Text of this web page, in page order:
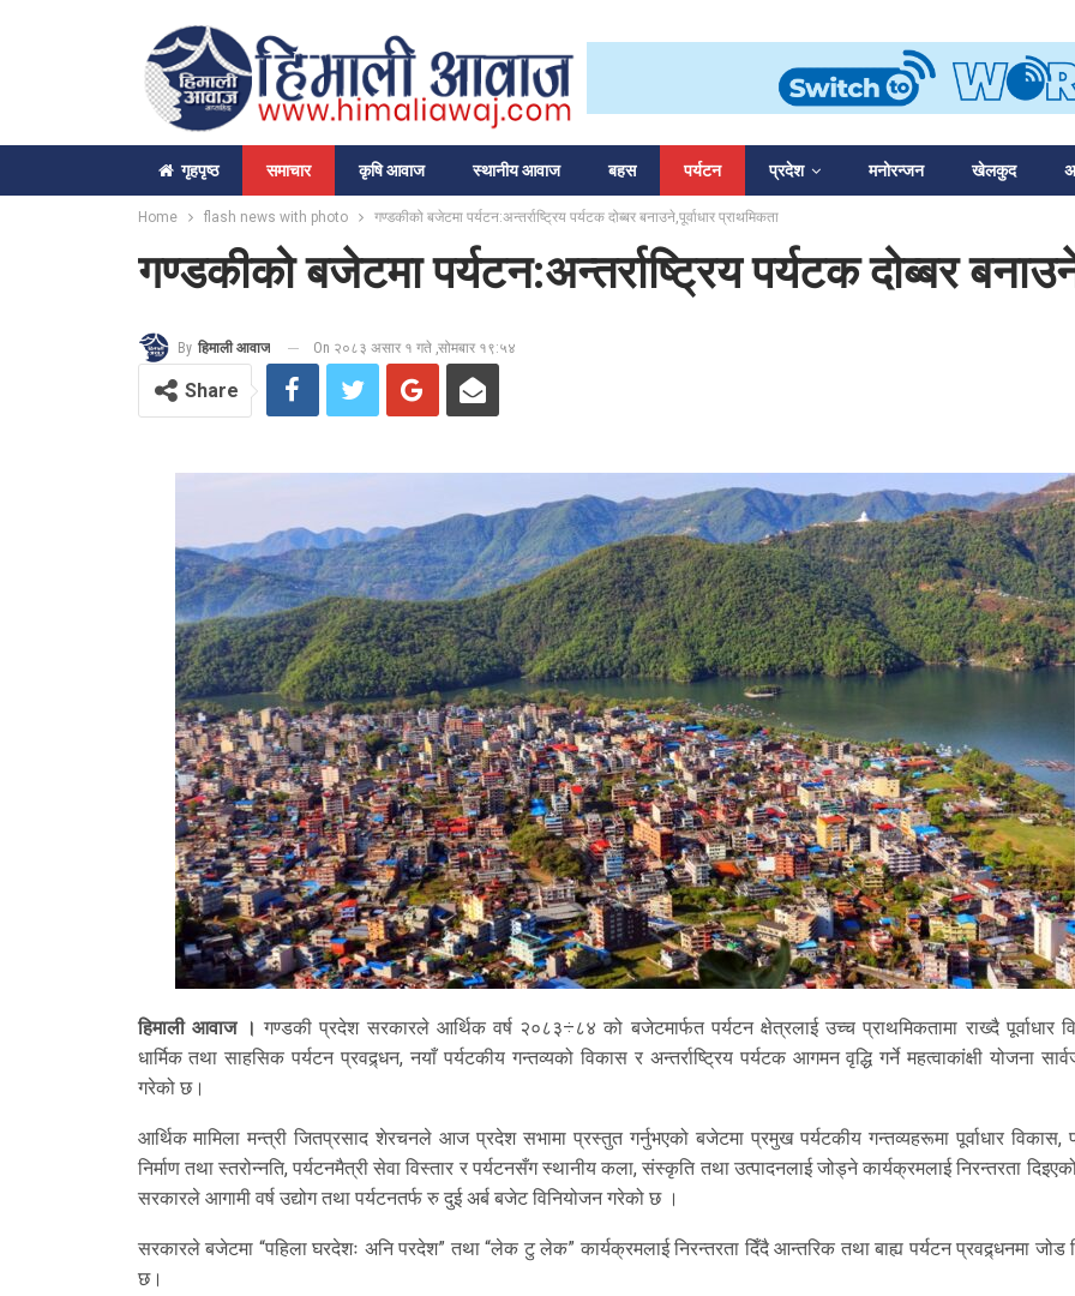
गृहपृष्‍ठ समाचार कृषि आवाज स्थानीय आवाज बहस पर्यटन प्रदेश मनोरन्जन खेलकुद
Home flash news with photo गण्डकीको बजेटमा पर्यटन:अन्तर्राष्ट्रिय पर्यटक दोब्बर बनाउने,पूर्वाधार प्राथमिकता
गण्डकीको बजेटमा पर्यटन:अन्तर्राष्ट्रिय पर्यटक दोब्बर
By हिमाली आवाज On २०८३ असार १ गते ,सोमबार १९:५४
Share
हिमाली आवाज । गण्डकी प्रदेश सरकारले आर्थिक वर्ष २०८३÷८४ को बजेटमार्फत पर्यटन क्षेत्रलाई उच्च प्राथमिकतामा राख्दै पूर्वाधार
धार्मिक तथा साहसिक पर्यटन प्रवद्र्धन, नयाँ पर्यटकीय गन्तव्यको विकास र अन्तर्राष्ट्रिय पर्यटक आगमन वृद्धि गर्ने महत्वाकांक्षी योजना
गरेको छ।
आर्थिक मामिला मन्त्री जितप्रसाद शेरचनले आज प्रदेश सभामा प्रस्तुत गर्नुभएको बजेटमा प्रमुख पर्यटकीय गन्तव्यहरूमा पूर्वाधार विकास,
निर्माण तथा स्तरोन्नति, पर्यटनमैत्री सेवा विस्तार र पर्यटनसँग स्थानीय कला, संस्कृति तथा उत्पादनलाई जोड्ने कार्यक्रमलाई निरन्तरता
सरकारले आगामी वर्ष उद्योग तथा पर्यटनतर्फ रु दुई अर्ब बजेट विनियोजन गरेको छ ।
सरकारले बजेटमा “पहिला घरदेशः अनि परदेश” तथा “लेक टु लेक” कार्यक्रमलाई निरन्तरता दिँदै आन्तरिक तथा बाह्य पर्यटन प्रवद्र्धनमा जोड
छ।